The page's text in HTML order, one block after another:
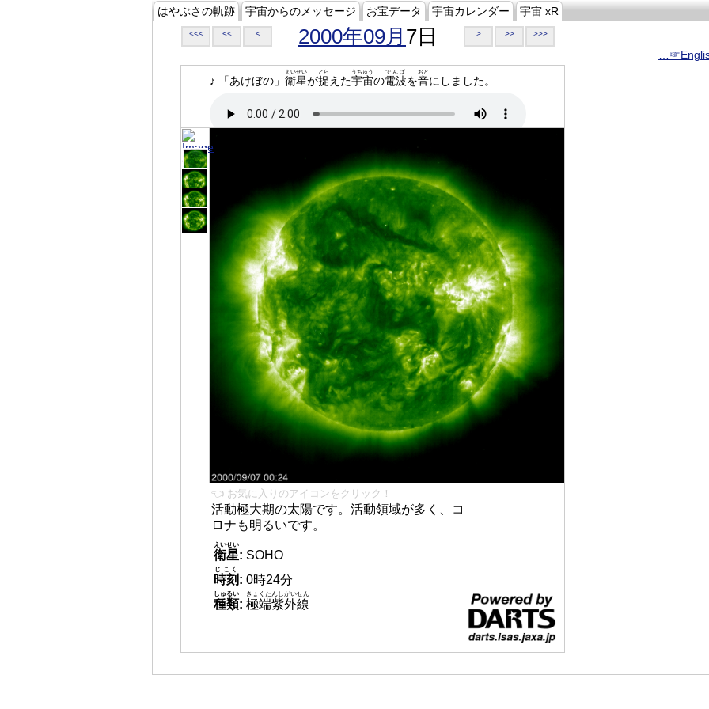
はやぶさの軌跡 宇宙からのメッセージ お宝データ 宇宙カレンダー 宇宙 xR
<<< << < 2000年09月 7日 > >> >>>
♪ 「あけぼの」 衛星
えいせい
が捉
とら
えた宇宙
うちゅう
の電波
でんぱ
を音
おと
にしました。
👈 お気に入りのアイコンをクリック！
活動極大期の太陽です。活動領域が多く、コ
ロナも明るいです。
衛星
えいせい
: SOHO
時刻
じこく
: 0時24分
種類
しゅるい
: 極端紫外線
きょくたんしがいせん